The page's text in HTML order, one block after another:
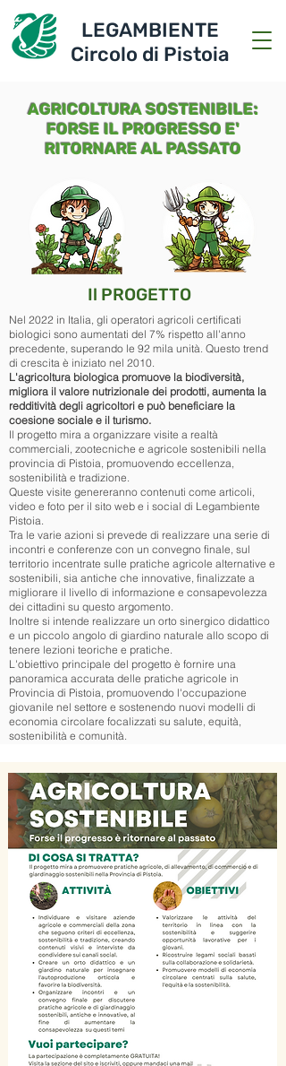
LEGAMBIENTE
Circolo di Pistoia
AGRICOLTURA SOSTENIBILE:
FORSE IL PROGRESSO E'
RITORNARE AL PASSATO
Il PROGETTO
Nel 2022 in Italia, gli operatori agricoli certificati
biologici sono aumentati del 7% rispetto all'anno
precedente, superando le 92 mila unità. Questo trend
di crescita è iniziato nel 2010.
L'agricoltura biologica promuove la biodiversità,
migliora il valore nutrizionale dei prodotti, aumenta la
redditività degli agricoltori e può beneficiare la
coesione sociale e il turismo.
Il progetto mira a organizzare visite a realtà
commerciali, zootecniche e agricole sostenibili nella
provincia di Pistoia, promuovendo eccellenza,
sostenibilità e tradizione.
Queste visite genereranno contenuti come articoli,
video e foto per il sito web e i social di Legambiente
Pistoia.
Tra le varie azioni si prevede di realizzare una serie di
incontri e conferenze con un convegno finale, sul
territorio incentrate sulle pratiche agricole alternative e
sostenibili, sia antiche che innovative, finalizzate a
migliorare il livello di informazione e consapevolezza
dei cittadini su questo argomento.
Inoltre si intende realizzare un orto sinergico didattico
e un piccolo angolo di giardino naturale allo scopo di
tenere lezioni teoriche e pratiche.
L'obiettivo principale del progetto è fornire una
panoramica accurata delle pratiche agricole in
Provincia di Pistoia, promuovendo l'occupazione
giovanile nel settore e sostenendo nuovi modelli di
economia circolare focalizzati su salute, equità,
sostenibilità e comunità.